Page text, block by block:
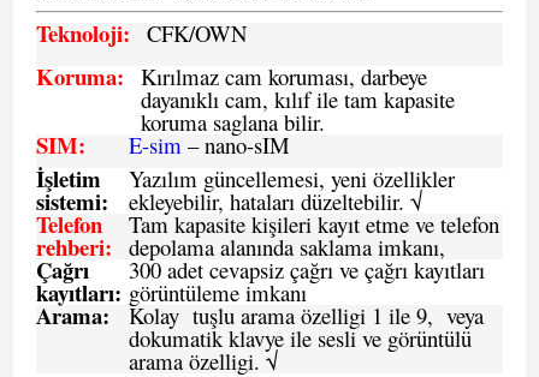
Teknoloji: CFK/OWN
Koruma: Kırılmaz cam koruması, darbeye
dayanıklı cam, kılıf ile tam kapasite
koruma saglana bilir.
SIM: E-sim – nano-sIM
İşletim
sistemi:
Yazılım güncellemesi, yeni özellikler
ekleyebilir, hataları düzeltebilir. √
Telefon
rehberi:
Tam kapasite kişileri kayıt etme ve telefon
depolama alanında saklama imkanı,
Çağrı
kayıtları:
300 adet cevapsiz çağrı ve çağrı kayıtları
görüntüleme imkanı
Arama: Kolay tuşlu arama özelligi 1 ile 9, veya
dokumatik klavye ile sesli ve görüntülü
arama özelligi. √